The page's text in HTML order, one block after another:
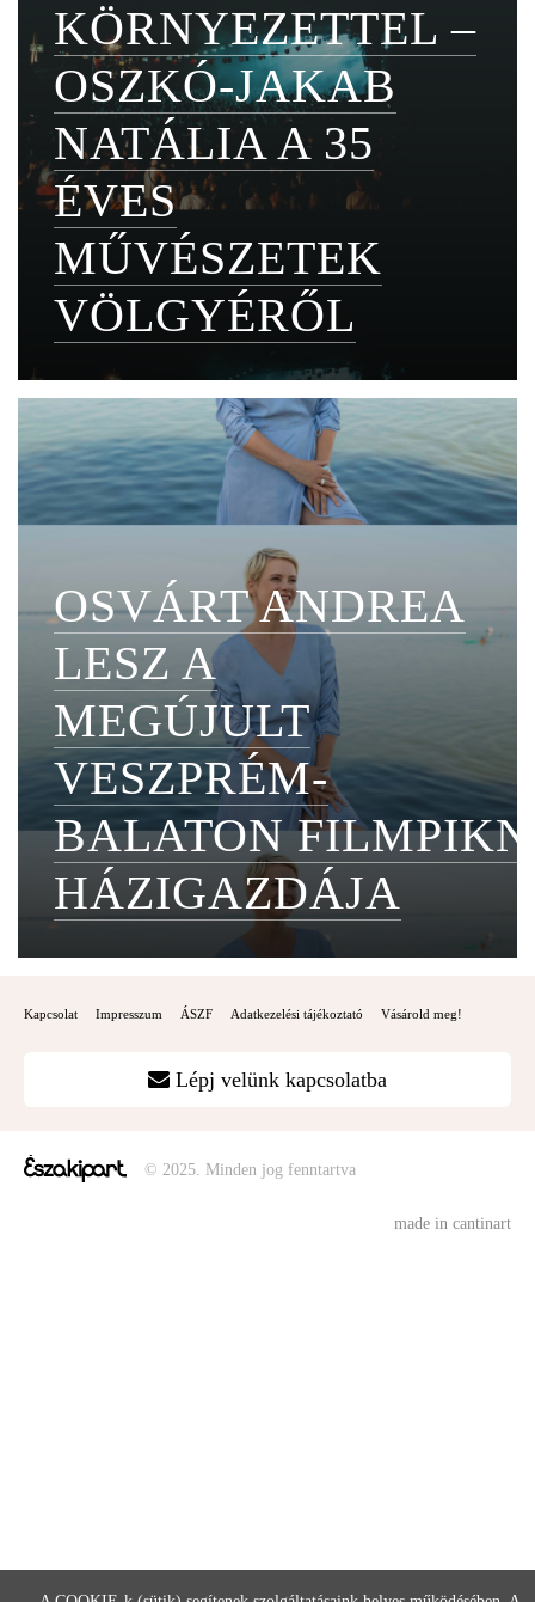
KÖRNYEZETTEL –
OSZKÓ-JAKAB
NATÁLIA A 35
ÉVES
MŰVÉSZETEK
VÖLGYÉRŐL
OSVÁRT ANDREA
LESZ A
MEGÚJULT
VESZPRÉM-
BALATON
HÁZIGAZDÁJA
Kapcsolat Impresszum ÁSZF Adatkezelési tájékoztató Vásárold meg!
Lépj velünk kapcsolatba
© 2025. Minden jog fenntartva
made in cantinart